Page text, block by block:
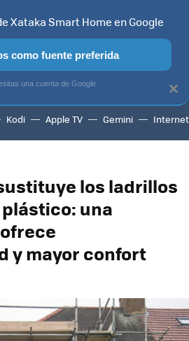
SMART TV SELECCIÓN
Kodi Apple TV Gemini Internet
los ladrillos
una
y mayor confort
×
Xataka Smart Home en Google
como fuente preferida
una cuenta de Google